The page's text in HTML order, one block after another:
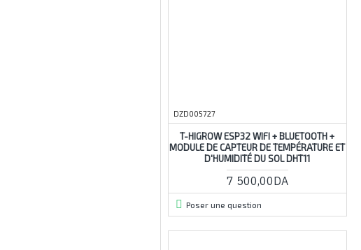
DZD005727
T-HIGROW ESP32 WIFI + BLUETOOTH +
MODULE DE CAPTEUR DE TEMPÉRATURE ET
D'HUMIDITÉ DU SOL DHT11
7 500,00DA
Poser une question